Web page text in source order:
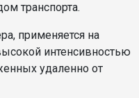
транспорта.
применяется на
интенсивностью
удаленно от